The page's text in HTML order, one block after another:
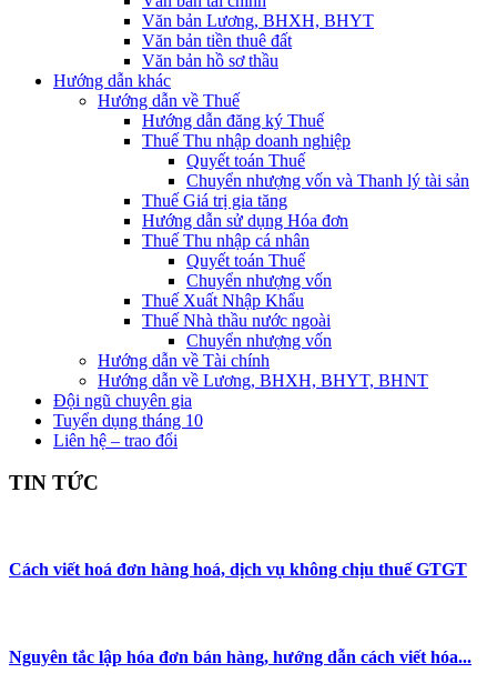
Văn bản Lương, BHXH, BHYT
Văn bản tiền thuê đất
Văn bản hồ sơ thầu
Hướng dẫn khác
Hướng dẫn về Thuế
Hướng dẫn đăng ký Thuế
Thuế Thu nhập doanh nghiệp
Quyết toán Thuế
Chuyển nhượng vốn và Thanh lý tài sản
Thuế Giá trị gia tăng
Hướng dẫn sử dụng Hóa đơn
Thuế Thu nhập cá nhân
Quyết toán Thuế
Chuyển nhượng vốn
Thuế Xuất Nhập Khẩu
Thuế Nhà thầu nước ngoài
Chuyển nhượng vốn
Hướng dẫn về Tài chính
Hướng dẫn về Lương, BHXH, BHYT, BHNT
Đội ngũ chuyên gia
Tuyển dụng tháng 10
Liên hệ – trao đổi
TIN TỨC
Cách viết hoá đơn hàng hoá, dịch vụ không chịu thuế GTGT
Nguyên tắc lập hóa đơn bán hàng, hướng dẫn cách viết hóa...